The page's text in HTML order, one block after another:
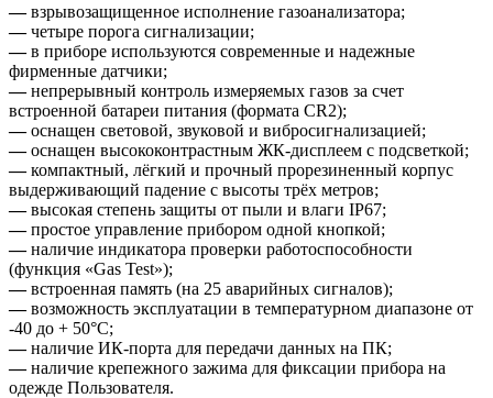
—взрывозащищенное исполнение газоанализатора;
—четыре порога сигнализации;
—в приборе используются современные и надежные
фирменные датчики;
—непрерывный контроль измеряемых газов за счет
встроенной батареи питания (формата CR2);
—оснащен световой, звуковой и вибросигнализацией;
—оснащен высококонтрастным ЖК-дисплеем с подсветкой;
—компактный, лёгкий и прочный прорезиненный корпус
выдерживающий падение с высоты трёх метров;
—высокая степень защиты от пыли и влаги IP67;
—простое управление прибором одной кнопкой;
—наличие индикатора проверки работоспособности
(функция «Gas Test»);
—встроенная память (на 25 аварийных сигналов);
—возможность эксплуатации в температурном диапазоне от
-40 до + 50°C;
—наличие ИК-порта для передачи данных на ПК;
—наличие крепежного зажима для фиксации прибора на
одежде Пользователя.